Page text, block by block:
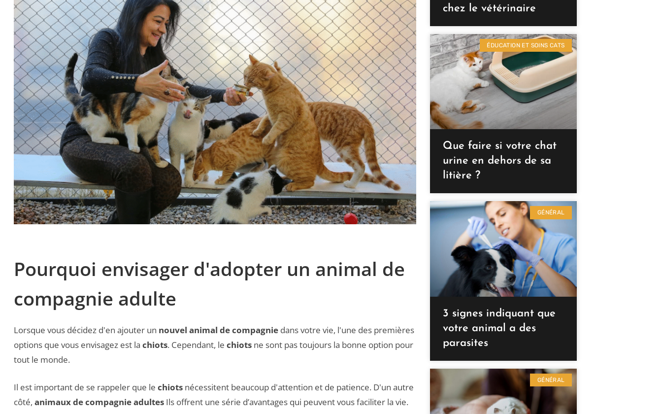
Pourquoi envisager d'adopter un animal de
compagnie adulte
Lorsque vous décidez d'en ajouter un nouvel animal de compagnie dans votre vie, l'une des premières
options que vous envisagez est la chiots. Cependant, le chiots ne sont pas toujours la bonne option pour
tout le monde.
Il est important de se rappeler que le chiots nécessitent beaucoup d'attention et de patience. D'un autre
côté, animaux de compagnie adultes Ils offrent une série d’avantages qui peuvent vous faciliter la vie.
chez le vétérinaire
ÉDUCATION ET SOINS CATS
Que faire si votre chat
urine en dehors de sa
litière ?
GÉNÉRAL
3 signes indiquant que
votre animal a des
parasites
GÉNÉRAL